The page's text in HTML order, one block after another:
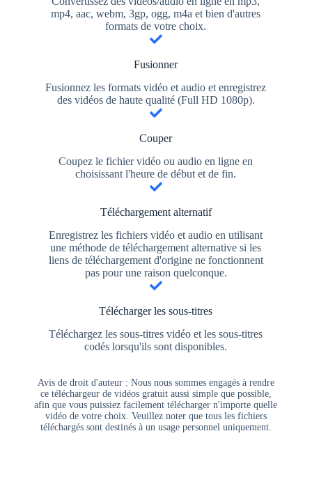
mp4, aac, webm, 3gp, ogg, m4a et bien d'autres
formats de votre choix.
Fusionner
Fusionnez les formats vidéo et audio et enregistrez
des vidéos de haute qualité (Full HD 1080p).
Couper
Coupez le fichier vidéo ou audio en ligne en
choisissant l'heure de début et de fin.
Téléchargement alternatif
Enregistrez les fichiers vidéo et audio en utilisant
une méthode de téléchargement alternative si les
liens de téléchargement d'origine ne fonctionnent
pas pour une raison quelconque.
Télécharger les sous-titres
Téléchargez les sous-titres vidéo et les sous-titres
codés lorsqu'ils sont disponibles.
Avis de droit d'auteur : Nous nous sommes engagés à rendre
ce téléchargeur de vidéos gratuit aussi simple que possible,
afin que vous puissiez facilement télécharger n'importe quelle
vidéo de votre choix. Veuillez noter que tous les fichiers
téléchargés sont destinés à un usage personnel uniquement.